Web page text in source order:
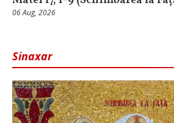
06 Aug, 2026
Sinaxar